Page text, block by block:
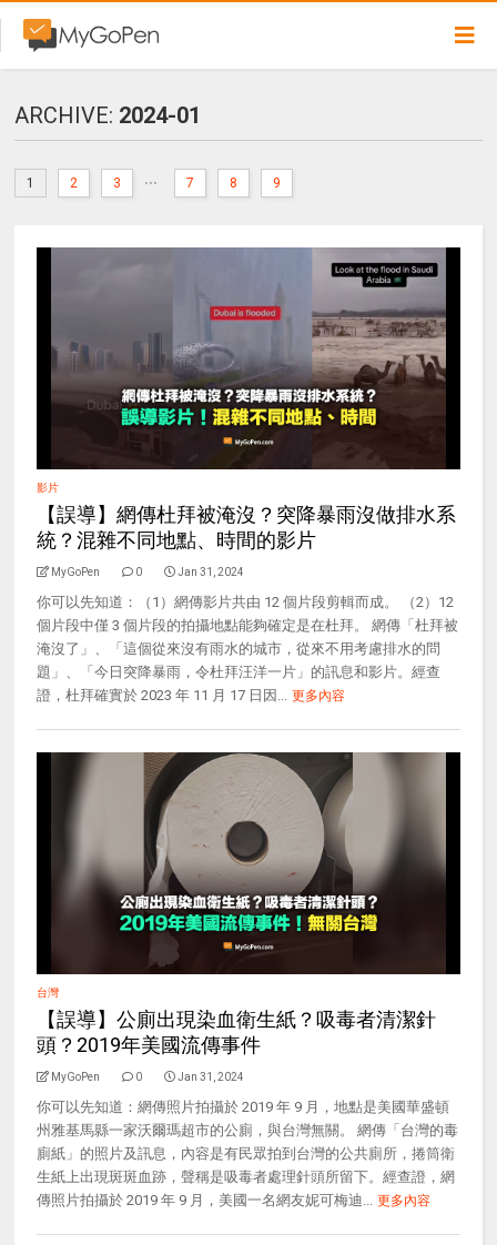
ARCHIVE: 2024-01
1 2 3 ... 7 8 9
影片
【誤導】網傳杜拜被淹沒？突降暴雨沒做排水系
統？混雜不同地點、時間的影片
MyGoPen 0 Jan 31, 2024
你可以先知道：（1）網傳影片共由 12 個片段剪輯而成。 （2）12
個片段中僅 3 個片段的拍攝地點能夠確定是在杜拜。 網傳「杜拜被
淹沒了」、「這個從來沒有雨水的城市，從來不用考慮排水的問
題」、「今日突降暴雨，令杜拜汪洋一片」的訊息和影片。經查
證，杜拜確實於 2023 年 11 月 17 日因... 更多內容
台灣
【誤導】公廁出現染血衛生紙？吸毒者清潔針
頭？2019年美國流傳事件
MyGoPen 0 Jan 31, 2024
你可以先知道：網傳照片拍攝於 2019 年 9 月，地點是美國華盛頓
州雅基馬縣一家沃爾瑪超市的公廁，與台灣無關。 網傳「台灣的毒
廁紙」的照片及訊息，內容是有民眾拍到台灣的公共廁所，捲筒衛
生紙上出現斑斑血跡，聲稱是吸毒者處理針頭所留下。經查證，網
傳照片拍攝於 2019 年 9 月，美國一名網友妮可梅迪... 更多內容